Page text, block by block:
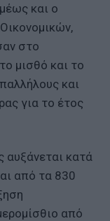
και ο
στο
μισθό και το
και
για το έτος
αυξάνεται κατά
από τα 830
από